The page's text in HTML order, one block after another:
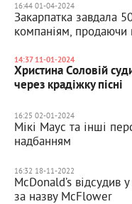
16:44 01-04-2024
Закарпатка завдала
компаніям, продаючи
14:37 11-01-2024
Христина Соловій
через крадіжку пісні
16:25 02-01-2024
Мікі Маус та інші
надбанням
16:32 18-11-2022
McDonald’s відсудив
за назву McFlower